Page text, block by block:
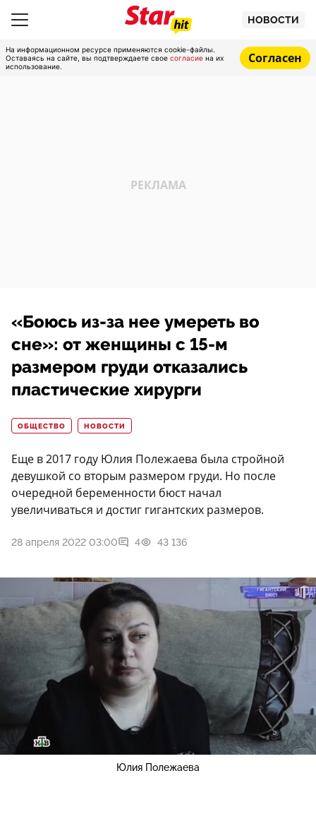
НОВОСТИ
На информационном ресурсе применяются cookie-файлы.
Оставаясь на сайте, вы подтверждаете свое согласие на их
использование.
Согласен
«Боюсь из-за нее умереть во
сне»: от женщины с 15-м
размером груди отказались
пластические хирурги
ОБЩЕСТВО НОВОСТИ
Еще в 2017 году Юлия Полежаева была стройной
девушкой со вторым размером груди. Но после
очередной беременности бюст начал
увеличиваться и достиг гигантских размеров.
28 апреля 2022 03:00 4 43 136
Юлия Полежаева